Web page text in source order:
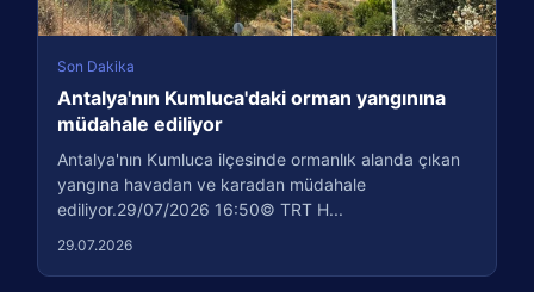
Son Dakika
Antalya'nın Kumluca'daki orman yangınına
müdahale ediliyor
Antalya'nın Kumluca ilçesinde ormanlık alanda çıkan
yangına havadan ve karadan müdahale
ediliyor.29/07/2026 16:50© TRT H...
29.07.2026